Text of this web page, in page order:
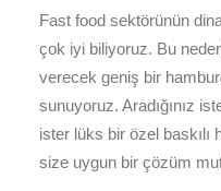
Fast food sektörünün
çok iyi biliyoruz. Bu
verecek geniş bir
sunuyoruz. Aradığınız
ister lüks bir özel baskılı
size uygun bir çözüm